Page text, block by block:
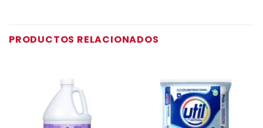
PRODUCTOS RELACIONADOS